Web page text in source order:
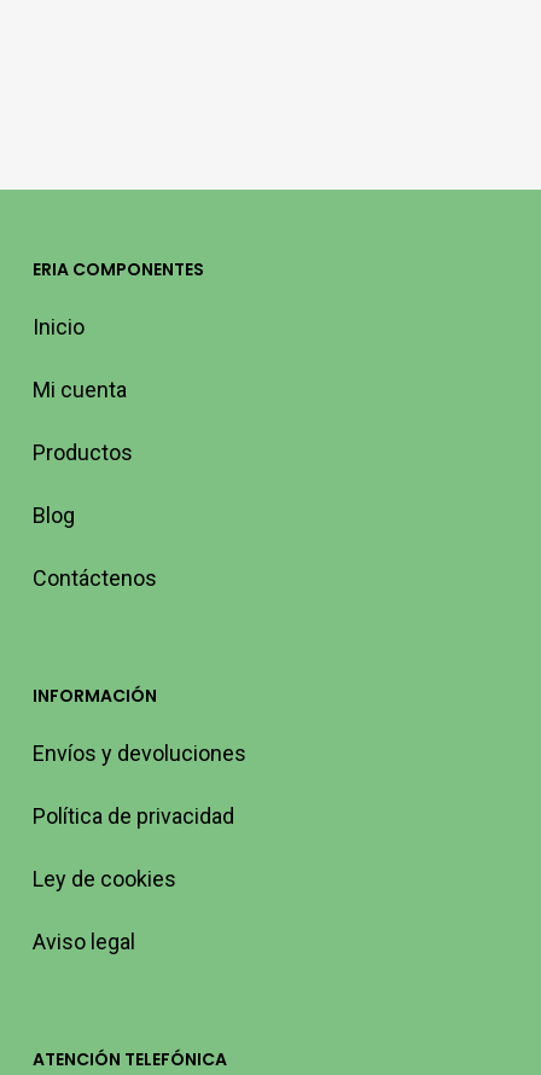
ERIA COMPONENTES
Inicio
Mi cuenta
Productos
Blog
Contáctenos
INFORMACIÓN
Envíos y devoluciones
Política de privacidad
Ley de cookies
Aviso legal
ATENCIÓN TELEFÓNICA